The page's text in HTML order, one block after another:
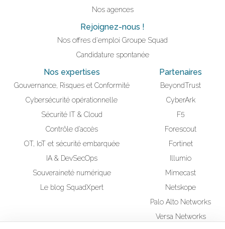
Nos agences
Rejoignez-nous !
Nos offres d'emploi Groupe Squad
Candidature spontanée
Nos expertises
Gouvernance, Risques et Conformité
Cybersécurité opérationnelle
Sécurité IT & Cloud
Contrôle d’accès
OT, IoT et sécurité embarquée
IA & DevSecOps
Souveraineté numérique
Le blog SquadXpert
Partenaires
BeyondTrust
CyberArk
F5
Forescout
Fortinet
Illumio
Mimecast
Netskope
Palo Alto Networks
Versa Networks